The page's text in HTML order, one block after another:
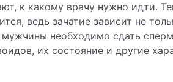
к какому врачу нужно идти.
ведь зачатие зависит не
необходимо сдать
их состояние и другие